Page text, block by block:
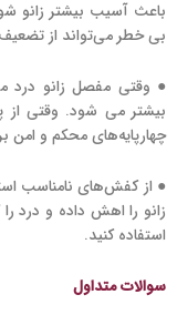
باعث آسیب بیشتر
بی خطر می‌تواند از
● وقتی مفصل زانو درد
بیشتر می شود. وقتی از
چهارپایه‌های محکم و امن
● از کفش‌های نامناسب
زانو را اهش داده و درد
استفاده کنید.
سوالات متداول